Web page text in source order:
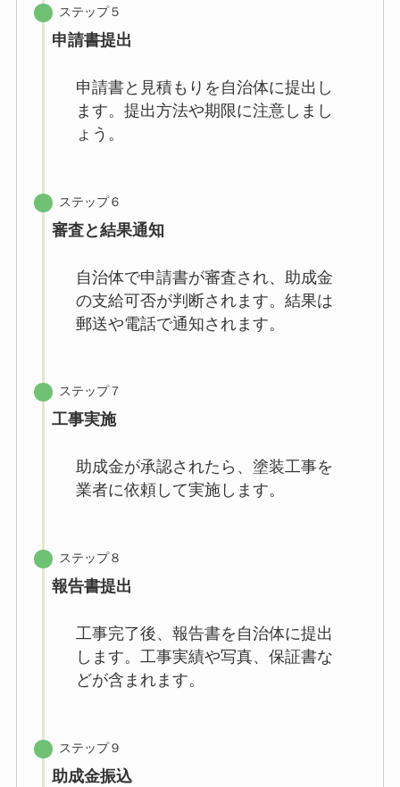
ステップ５
申請書提出
申請書と見積もりを自治体に提出し
ます。提出方法や期限に注意しまし
ょう。
ステップ６
審査と結果通知
自治体で申請書が審査され、助成金
の支給可否が判断されます。結果は
郵送や電話で通知されます。
ステップ７
工事実施
助成金が承認されたら、塗装工事を
業者に依頼して実施します。
ステップ８
報告書提出
工事完了後、報告書を自治体に提出
します。工事実績や写真、保証書な
どが含まれます。
ステップ９
助成金振込